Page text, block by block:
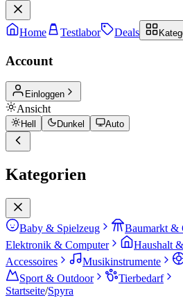
Home Testlabor Deals
Account
Einloggen
Ansicht
Hell Dunkel Auto
Kategorien
Baby & Spielzeug Baumarkt &
Elektronik & Computer
Haushalt
Accessoires
Musikinstrumente
Sport & Outdoor
Tierbedarf
Startseite/Spyra